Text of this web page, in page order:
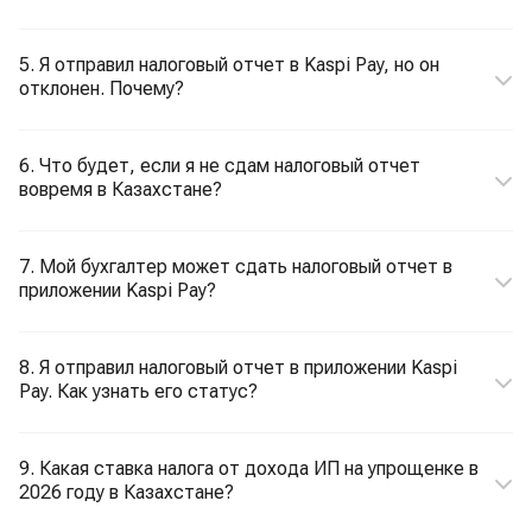
5. Я отправил налоговый отчет в Kaspi Pay, но он
отклонен. Почему?
6. Что будет, если я не сдам налоговый отчет
вовремя в Казахстане?
7. Мой бухгалтер может сдать налоговый отчет в
приложении Kaspi Pay?
8. Я отправил налоговый отчет в приложении Kaspi
Pay. Как узнать его статус?
9. Какая ставка налога от дохода ИП на упрощенке в
2026 году в Казахстане?